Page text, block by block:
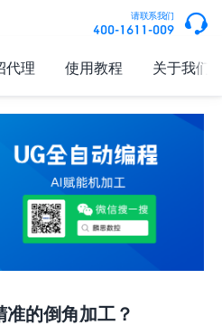
请联系我们
400-1611-009 
代理 使用教程 关于我们
的倒角加工？